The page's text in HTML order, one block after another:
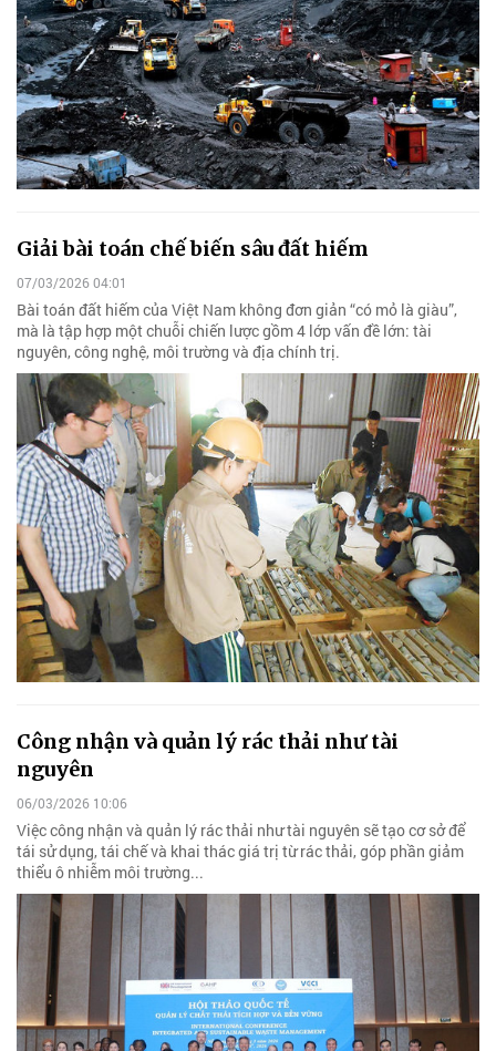
Giải bài toán chế biến sâu đất hiếm
07/03/2026 04:01
Bài toán đất hiếm của Việt Nam không đơn giản “có mỏ là giàu”,
mà là tập hợp một chuỗi chiến lược gồm 4 lớp vấn đề lớn: tài
nguyên, công nghệ, môi trường và địa chính trị.
Công nhận và quản lý rác thải như tài
nguyên
06/03/2026 10:06
Việc công nhận và quản lý rác thải như tài nguyên sẽ tạo cơ sở để
tái sử dụng, tái chế và khai thác giá trị từ rác thải, góp phần giảm
thiểu ô nhiễm môi trường...